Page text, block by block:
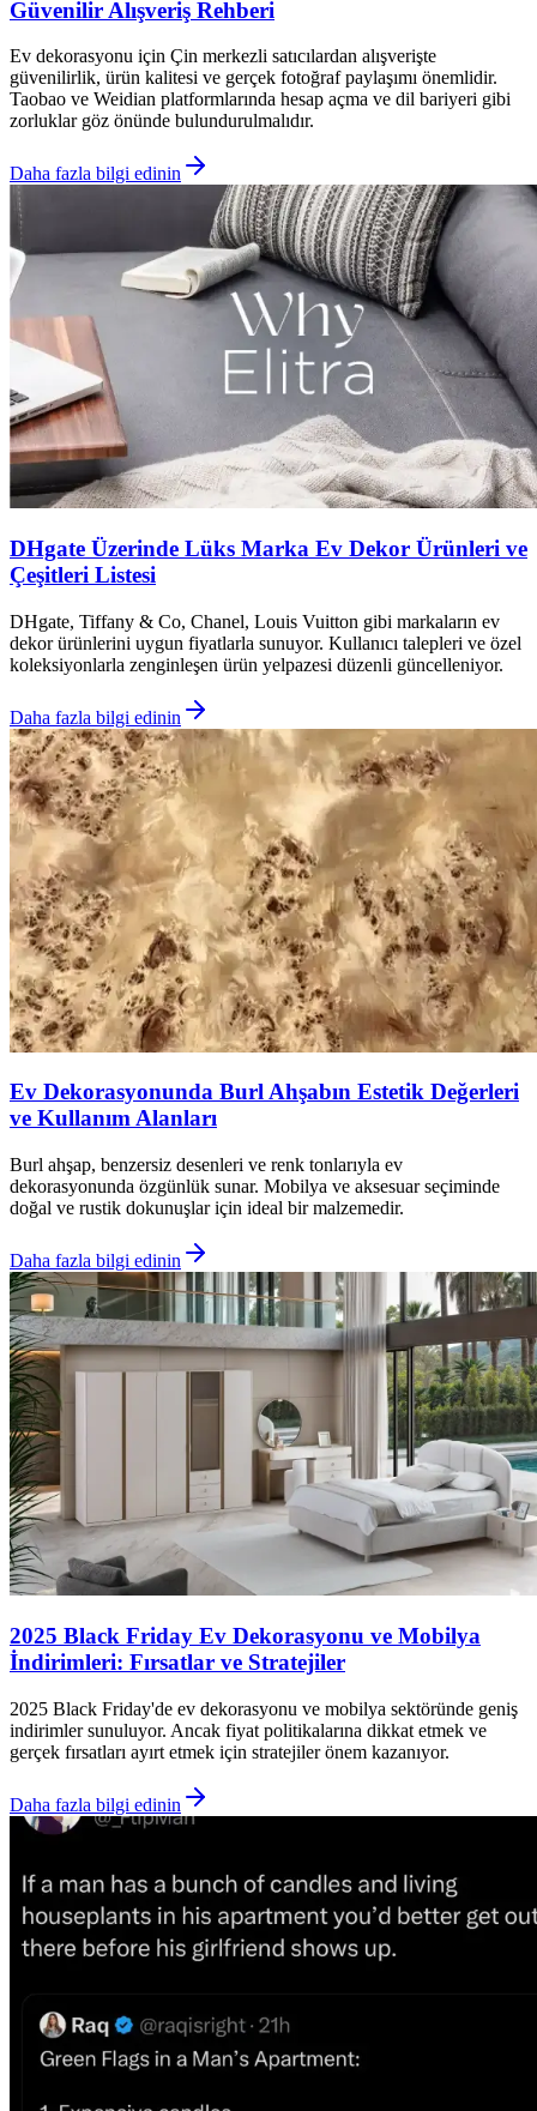
Güvenilir Alışveriş Rehberi
Ev dekorasyonu için Çin merkezli satıcılardan alışverişte
güvenilirlik, ürün kalitesi ve gerçek fotoğraf paylaşımı önemlidir.
Taobao ve Weidian platformlarında hesap açma ve dil bariyeri gibi
zorluklar göz önünde bulundurulmalıdır.
Daha fazla bilgi edinin
DHgate Üzerinde Lüks Marka Ev Dekor Ürünleri ve
Çeşitleri Listesi
DHgate, Tiffany & Co, Chanel, Louis Vuitton gibi markaların ev
dekor ürünlerini uygun fiyatlarla sunuyor. Kullanıcı talepleri ve özel
koleksiyonlarla zenginleşen ürün yelpazesi düzenli güncelleniyor.
Daha fazla bilgi edinin
Ev Dekorasyonunda Burl Ahşabın Estetik Değerleri
ve Kullanım Alanları
Burl ahşap, benzersiz desenleri ve renk tonlarıyla ev
dekorasyonunda özgünlük sunar. Mobilya ve aksesuar seçiminde
doğal ve rustik dokunuşlar için ideal bir malzemedir.
Daha fazla bilgi edinin
2025 Black Friday Ev Dekorasyonu ve Mobilya
İndirimleri: Fırsatlar ve Stratejiler
2025 Black Friday'de ev dekorasyonu ve mobilya sektöründe geniş
indirimler sunuluyor. Ancak fiyat politikalarına dikkat etmek ve
gerçek fırsatları ayırt etmek için stratejiler önem kazanıyor.
Daha fazla bilgi edinin